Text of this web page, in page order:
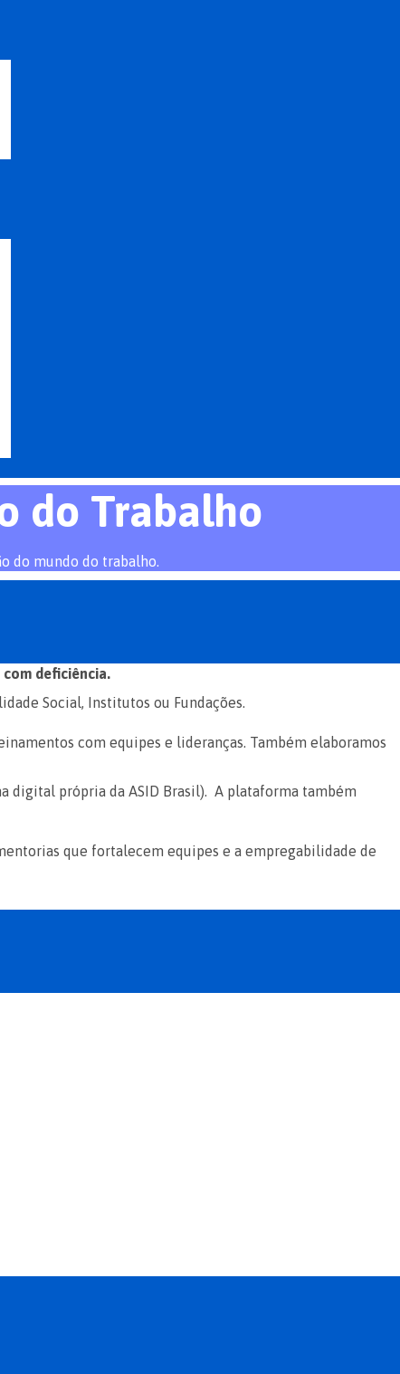
do Trabalho
do mundo do trabalho.
deficiência.
Social, Institutos ou Fundações.
com equipes e lideranças. Também elaboramos
digital própria da ASID Brasil). A plataforma também
que fortalecem equipes e a empregabilidade de